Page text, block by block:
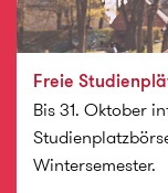
Freie
Bis 31. Oktober
Wintersemester.